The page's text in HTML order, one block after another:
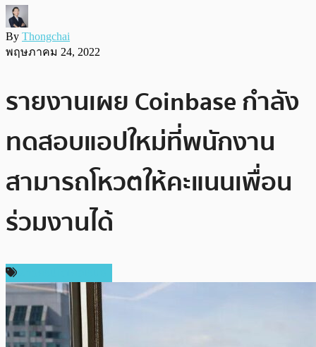
By Thongchai
พฤษภาคม 24, 2022
รายงานเผย Coinbase กำลัง
ทดสอบแอปใหม่ที่พนักงาน
สามารถโหวตให้คะแนนเพื่อน
ร่วมงานได้